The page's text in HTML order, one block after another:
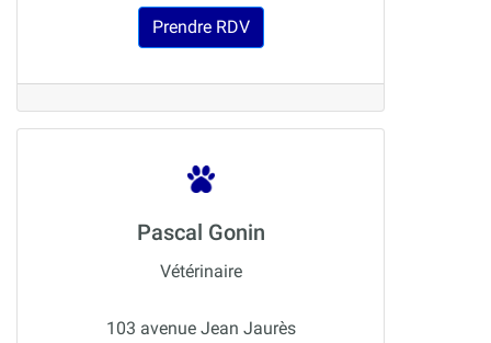
Prendre RDV
Pascal Gonin
Vétérinaire
103 avenue Jean Jaurès